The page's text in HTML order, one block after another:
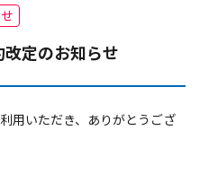
定のお知らせ
用いただき、ありがとうござ